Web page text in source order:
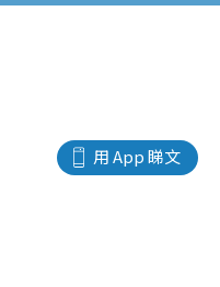
用 App 睇文